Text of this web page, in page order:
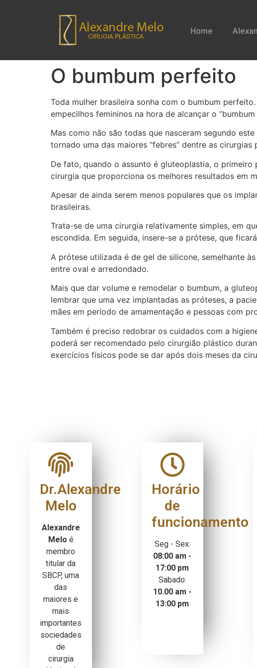
Home
O bumbum perfeito
Toda mulher brasileira sonha com o bumbum
empecilhos femininos na hora de alcançar o
Mas como não são todas que nasceram segundo
tornado uma das maiores “febres” dentre as cirurgias
De fato, quando o assunto é gluteoplastia, o
cirurgia que proporciona os melhores resultados em
Apesar de ainda serem menos populares que os
brasileiras.
Trata-se de uma cirurgia relativamente simples, em
escondida. Em seguida, insere-se a prótese, que
A prótese utilizada é de gel de silicone, semelhante
entre oval e arredondado.
Mais que dar volume e remodelar o bumbum, a
lembrar que uma vez implantadas as próteses, a
mães em período de amamentação e pessoas com
Também é preciso redobrar os cuidados com a
poderá ser recomendado pelo cirurgião plástico
exercícios físicos pode se dar após dois meses da
Dr.Alexandre
Melo
Alexandre
Melo é
membro
titular da
SBCP, uma
das
maiores e
mais
importantes
sociedades
de
cirurgia
Horário
de
funcionamento
Seg - Sex:
08:00 am -
17:00 pm
Sabado:
10.00 am -
13:00 pm